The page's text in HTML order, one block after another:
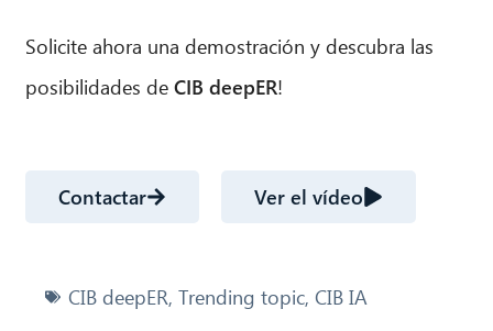
Solicite ahora una demostración y descubra las
posibilidades deCIB deepER!
Contactar Ver el vídeo
CIB deepER, Trending topic, CIB IA